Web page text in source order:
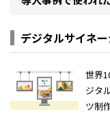
デジタルサイネ
世界
ジタ
ツ制